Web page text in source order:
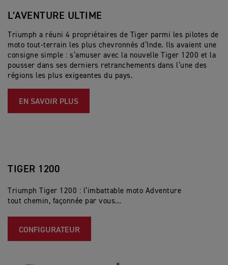
L’AVENTURE ULTIME
Triumph a réuni 4 propriétaires de Tiger parmi les pilotes de
moto tout-terrain les plus chevronnés d’Inde. Ils avaient une
consigne simple : s’amuser avec la nouvelle Tiger 1200 et la
pousser dans ses derniers retranchements dans l’une des
régions les plus exigeantes du pays.
EN SAVOIR PLUS
TIGER 1200
Triumph Tiger 1200 : l’imbattable moto Adventure
tout chemin, façonnée par vous…
CONFIGURATEUR